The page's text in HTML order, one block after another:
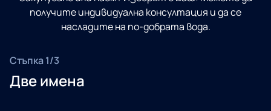
получите индивидуална консултация и да се
насладите на по-добрата вода.
Стъпка 1/3
Две имена